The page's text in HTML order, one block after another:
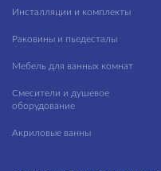
Инсталляции и комплекты
Раковины и пьедесталы
Мебель для ванных комнат
Смесители и душевое
оборудование
Акриловые ванны